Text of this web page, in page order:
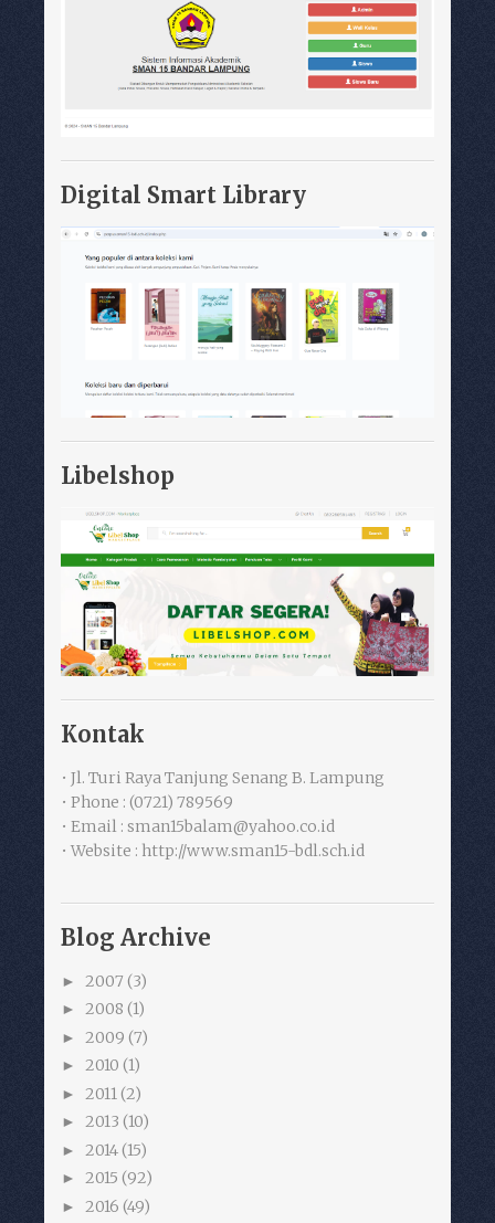
Digital Smart Library
Libelshop
Kontak
• Jl. Turi Raya Tanjung Senang B. Lampung
• Phone : (0721) 789569
• Email : sman15balam@yahoo.co.id
• Website : http://www.sman15-bdl.sch.id
Blog Archive
► 2007 (3)
► 2008 (1)
► 2009 (7)
► 2010 (1)
► 2011(2)
► 2013 (10)
► 2014(15)
► 2015 (92)
► 2016 (49)